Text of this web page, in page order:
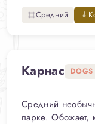
Средний
Карнас DOGS
Средний
парке. Обожает,